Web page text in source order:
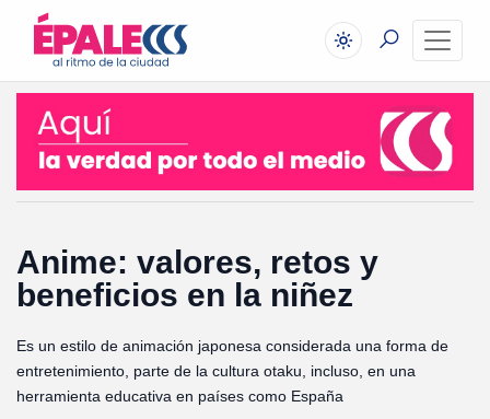
Anime: valores, retos y
beneficios en la niñez
Es un estilo de animación japonesa considerada una forma de
entretenimiento, parte de la cultura otaku, incluso, en una
herramienta educativa en países como España